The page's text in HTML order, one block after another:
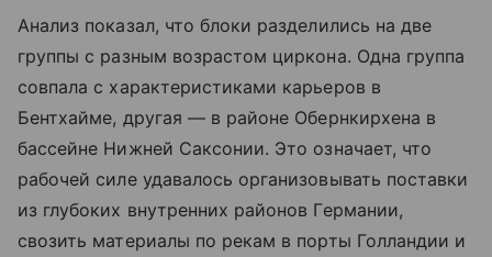
Анализ показал, что блоки разделились на две
группы с разным возрастом циркона. Одна группа
совпала с характеристиками карьеров в
Бентхайме, другая — в районе Обернкирхена в
бассейне Нижней Саксонии. Это означает, что
рабочей силе удавалось организовывать поставки
из глубоких внутренних районов Германии,
свозить материалы по рекам в порты Голландии и